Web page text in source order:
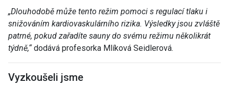
„Dlouhodobě může tento režim pomoci s regulací tlaku i
snižováním kardiovaskulárního rizika. Výsledky jsou zvláště
patrné, pokud zařadíte sauny do svému režimu několikrát
týdně,“dodává profesorka Mlíková Seidlerová.
Vyzkoušeli jsme